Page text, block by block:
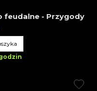
feudalne - Przygody